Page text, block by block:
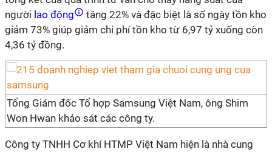
người lao động
tăng 22% và đặc biệt là số ngày tồn kho
giảm 73% giúp giảm chi phí tồn kho từ 6,97 tỷ xuống còn
4,36 tỷ đồng.
Tổng Giám đốc Tổ hợp Samsung Việt Nam, ông Shim
Won Hwan khảo sát các công ty.
Công ty TNHH Cơ khí HTMP Việt Nam hiện là nhà cung